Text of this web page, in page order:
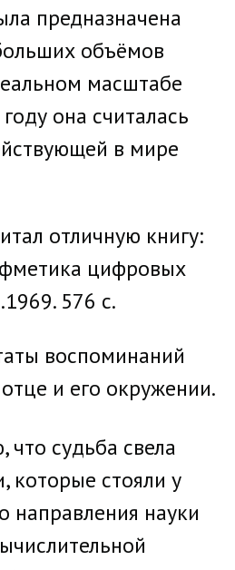
предназначена
объёмов
масштабе
она считалась
в мире
отличную книгу:
цифровых
576 с.
воспоминаний
и его окружении.
судьба свела
которые стояли у
направления науки